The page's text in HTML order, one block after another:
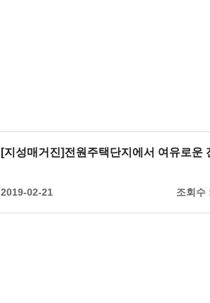
[지성매거진]전원주택단지에서 여유로운
2019-02-21 조회수